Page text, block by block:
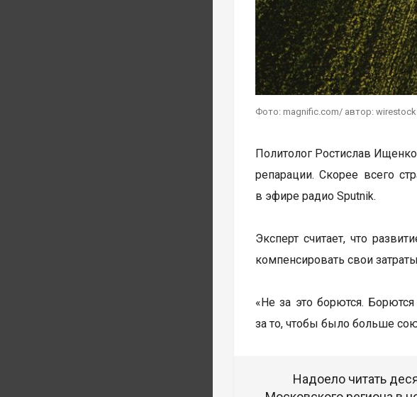
Фото: magnific.com/ автор: wirestock
Политолог Ростислав
репарации. Скорее всего
в эфире радио Sputnik.
Эксперт считает, что
компенсировать свои
«Не за это борются.
за то, чтобы было больше
Надоело читать